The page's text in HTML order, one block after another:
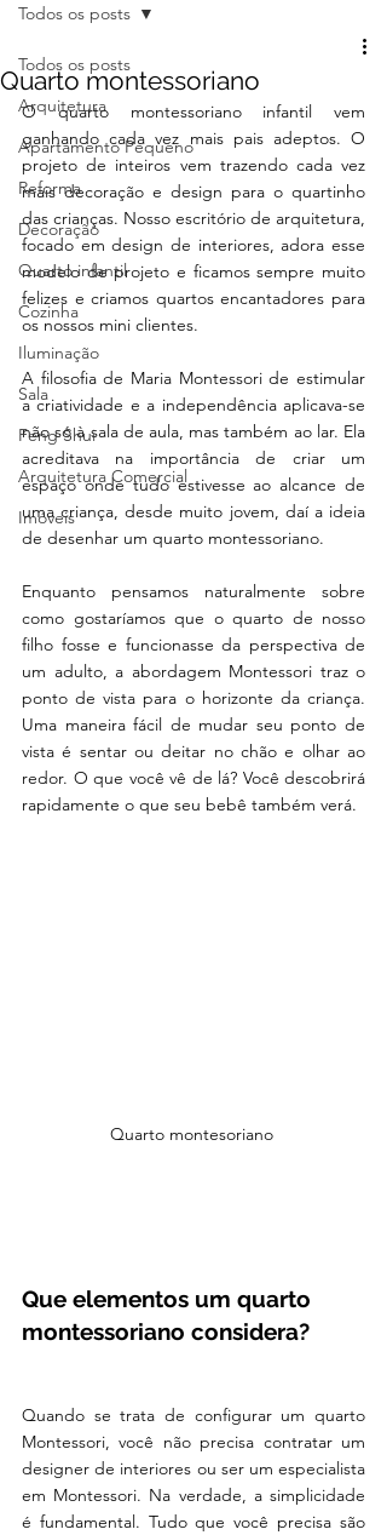
Todos os posts
Arquitetura
Apartamento Pequeno
Reforma
Decoração
Quarto infantil
Cozinha
Iluminação
Sala
Feng Shui
Arquitetura Comercial
Imóveis
Todos os posts
Quarto montessoriano
O quarto montessoriano infantil vem
ganhando cada vez mais pais adeptos. O
projeto de inteiros vem trazendo cada vez
mais decoração e design para o quartinho
das crianças. Nosso escritório de arquitetura,
focado em design de interiores, adora esse
modelo de projeto e ficamos sempre muito
felizes e criamos quartos encantadores para
os nossos mini clientes.
A filosofia de Maria Montessori de estimular
a criatividade e a independência aplicava-se
não só à sala de aula, mas também ao lar. Ela
acreditava na importância de criar um
espaço onde tudo estivesse ao alcance de
uma criança, desde muito jovem, daí a ideia
de desenhar um quarto montessoriano.
Enquanto pensamos naturalmente sobre
como gostaríamos que o quarto de nosso
filho fosse e funcionasse da perspectiva de
um adulto, a abordagem Montessori traz o
ponto de vista para o horizonte da criança.
Uma maneira fácil de mudar seu ponto de
vista é sentar ou deitar no chão e olhar ao
redor. O que você vê de lá? Você descobrirá
rapidamente o que seu bebê também verá.
Quarto montesoriano
Que elementos um quarto
montessoriano considera?
Quando se trata de configurar um quarto
Montessori, você não precisa contratar um
designer de interiores ou ser um especialista
em Montessori. Na verdade, a simplicidade
é fundamental. Tudo que você precisa são